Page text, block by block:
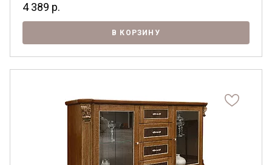
4 389 р.
В КОРЗИНУ